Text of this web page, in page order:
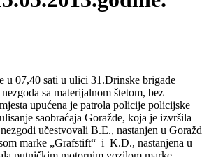
informacija za
u 07,40 sati u ulici 31.Drinske brigade
sa materijalnom štetom, bez
upućena je patrola policije policijske